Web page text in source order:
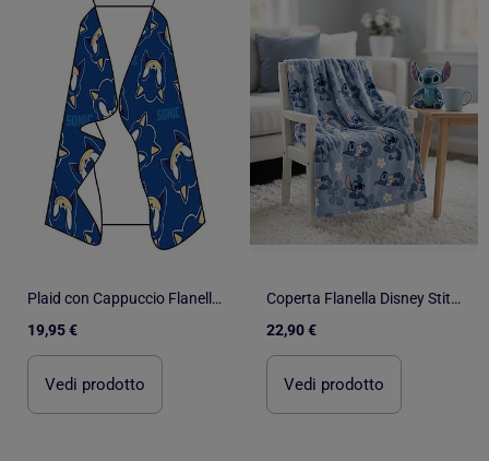
Plaid con Cappuccio Flanella Sonic the Hedgehog 120x150cm – Morbido e Caldo – Licenza Ufficiale SEGA
19,95 €
Vedi prodotto
Coperta Flanella Disney Stitch 130x160cm – All-Over Fiori Blu – 100% Poliestere – Licenza Ufficiale
22,90 €
Vedi prodotto